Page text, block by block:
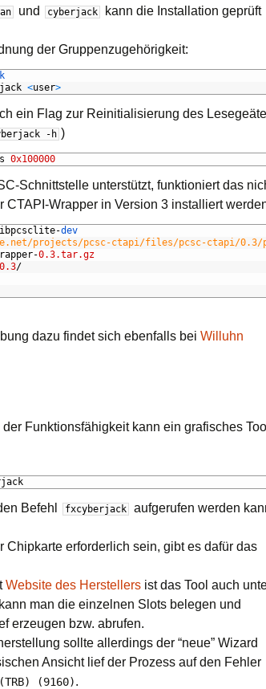
und cyberjack
kann die Installation geprüft
der Gruppenzugehörigkeit:
<user>
ein Flag zur Reinitialisierung des
- h )
0x100000
-Schnittstelle unterstützt, funktioniert das
CTAPI -Wrapper in Version 3 installiert
-dev
projects/pcsc-ctapi/files/pcsc-ctapi/0.3/
-0.3.tar.gz
0.3/
dazu findet sich ebenfalls bei Willuhn
Funktionsfähigkeit kann ein grafisches Tool
Befehl fxcyberjack aufgerufen werden
erforderlich sein, gibt es dafür das
Website des Herstellers ist das Tool auch
man die einzelnen Slots belegen und
erzeugen bzw. abrufen.
sollte allerdings der “neue” Wizard
Ansicht lief der Prozess auf den Fehler
(9160).